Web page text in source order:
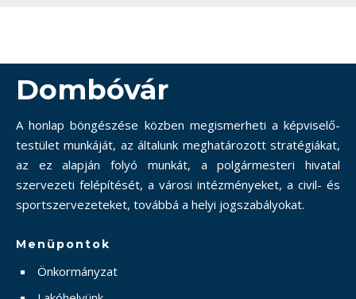
Dombóvár
A honlap böngészése közben megismerheti a képviselő-
testület munkáját, az általunk meghatározott stratégiákat,
az ez alapján folyó munkát, a polgármesteri hivatal
szervezeti felépítését, a városi intézményeket, a civil- és
sportszervezeteket, továbbá a helyi jogszabályokat.
Menüpontok
Önkormányzat